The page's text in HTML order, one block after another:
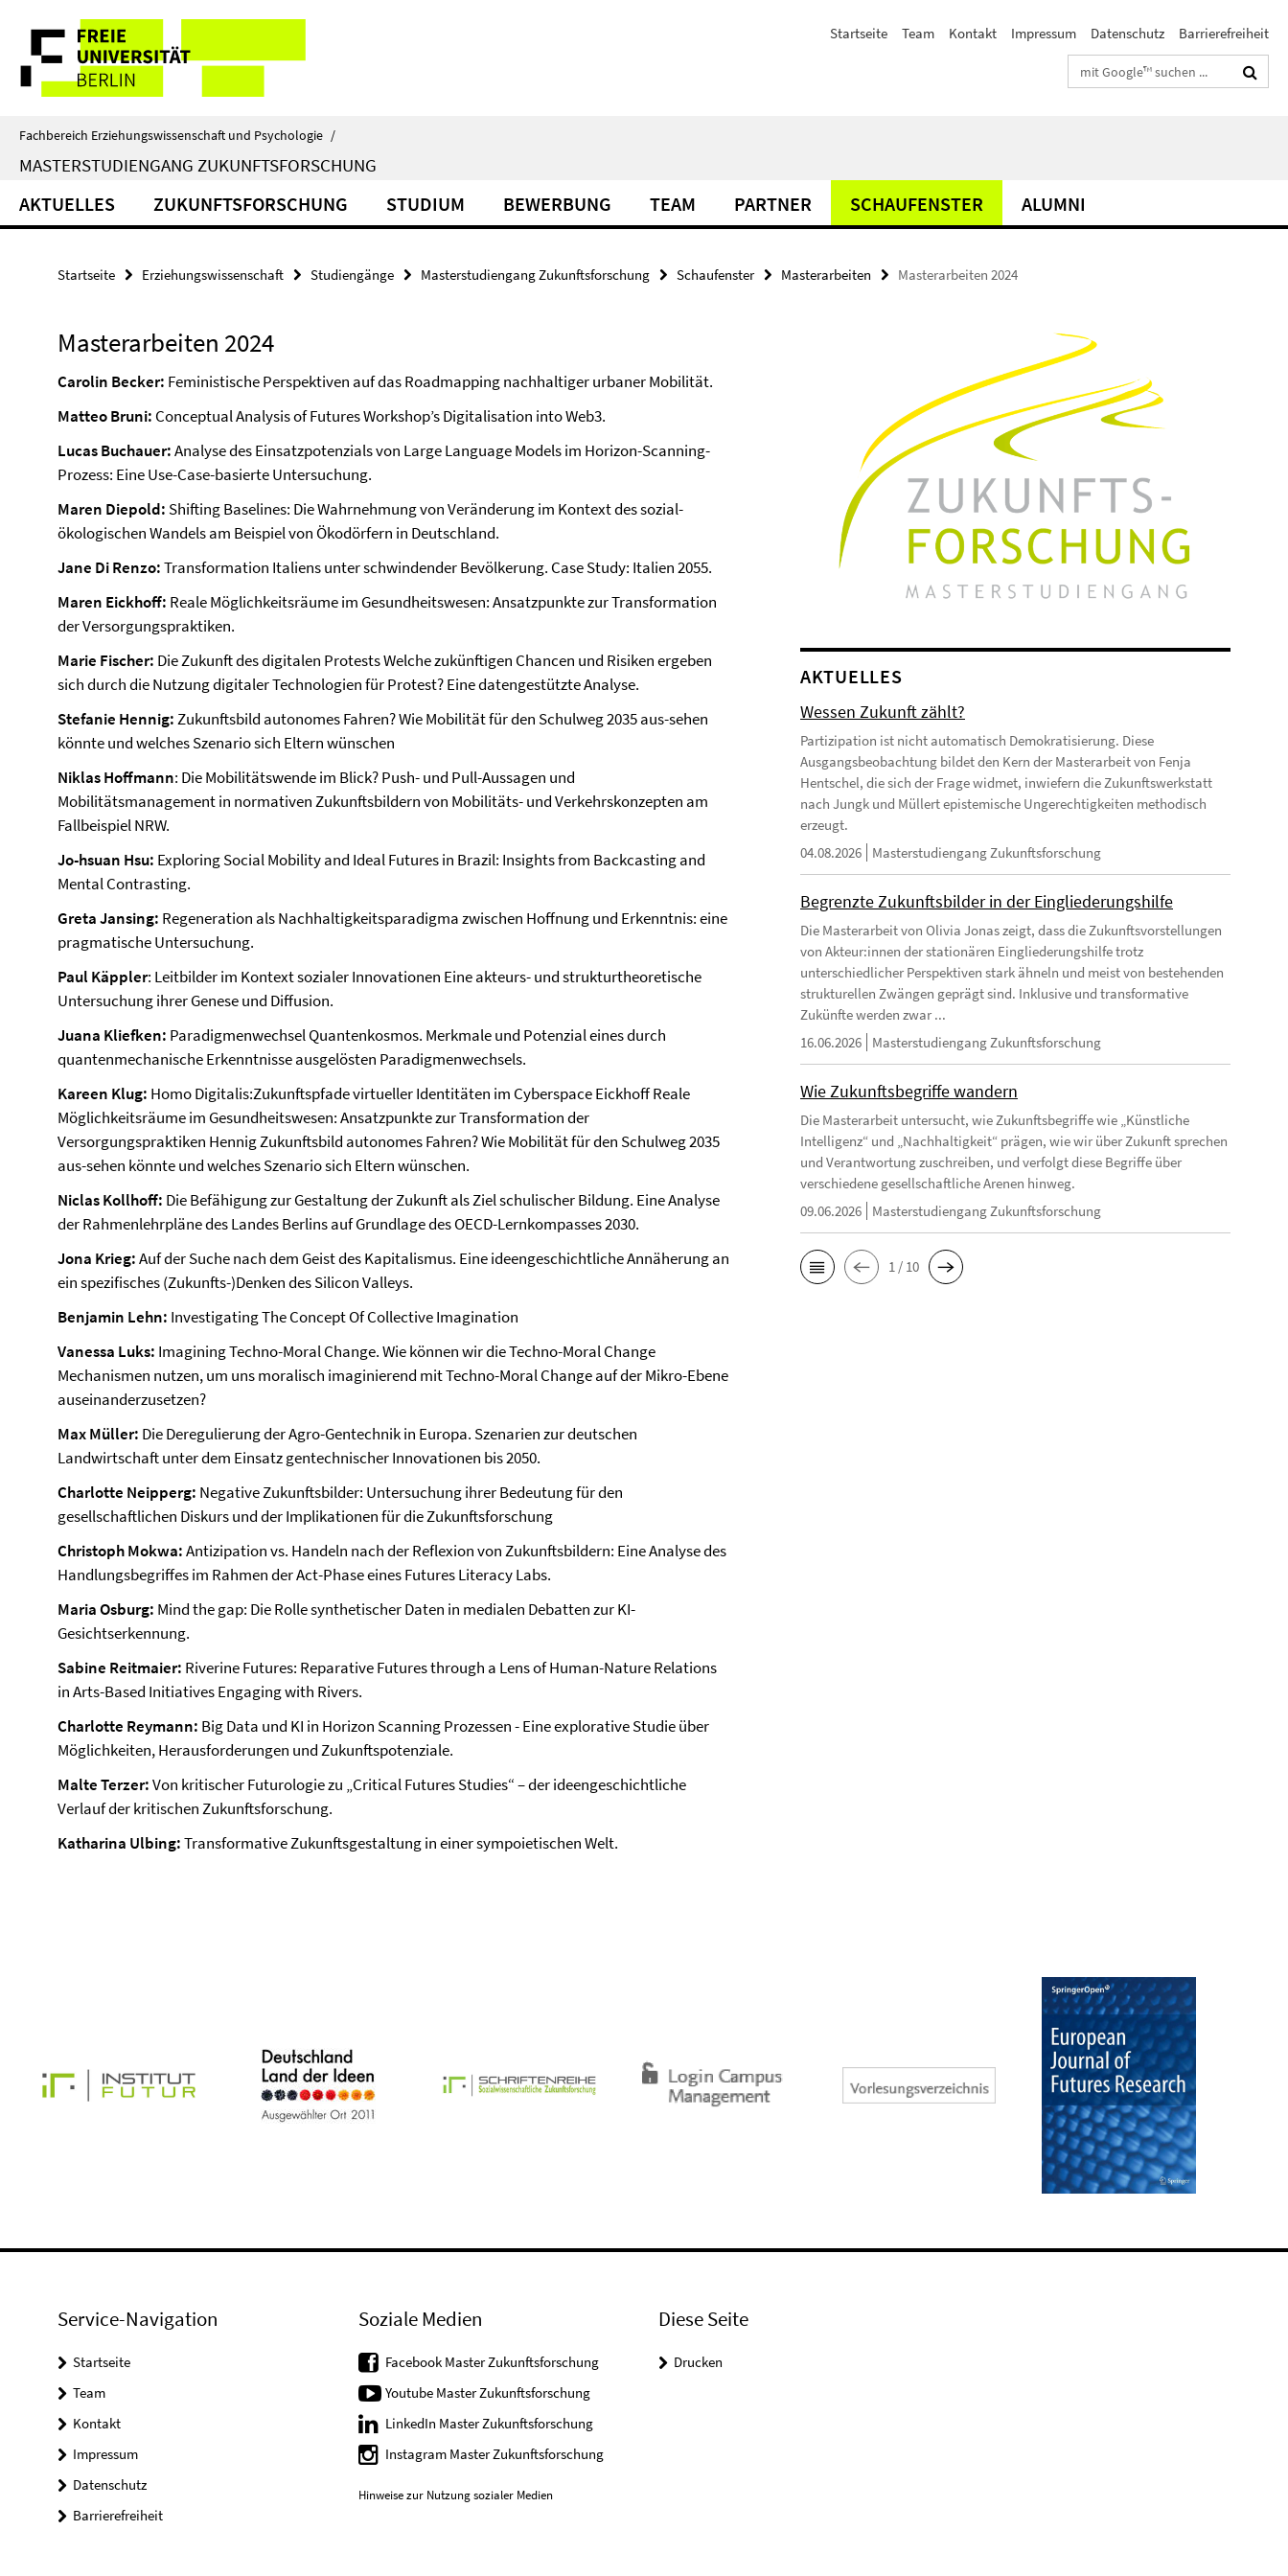
direkt
Inhalt
Service-
Navigation
Startseite Team Kontakt Impressum Datenschutz
Barrierefreiheit
Suchbegriffe
Fachbereich Erziehungswissenschaft und Psychologie /
MASTERSTUDIENGANG ZUKUNFTSFORSCHUNG
AKTUELLES ZUKUNFTSFORSCHUNG STUDIUM BEWERBUNG TEAM PARTNER SCHAUFENSTER ALUMNI
Startseite Erziehungswissenschaft Studiengänge Masterstudiengang Zukunftsforschung Schaufenster Masterarbeiten Masterarbeiten 2024
Masterarbeiten 2024
Carolin Becker: Feministische Perspektiven auf das Roadmapping nachhaltiger urbaner Mobilität.
Matteo Bruni: Conceptual Analysis of Futures Workshop’s Digitalisation into Web3.
Lucas Buchauer:Analyse des Einsatzpotenzials von Large Language Models im Horizon-Scanning-
Prozess: Eine Use-Case-basierte Untersuchung.
Maren Diepold: Shifting Baselines: Die Wahrnehmung von Veränderung im Kontext des sozial-
ökologischen Wandels am Beispiel von Ökodörfern in Deutschland.
Jane Di Renzo:Transformation Italiens unter schwindender Bevölkerung. Case Study: Italien 2055.
Maren Eickhoff: Reale Möglichkeitsräume im Gesundheitswesen: Ansatzpunkte zur Transformation
der Versorgungspraktiken.
Marie Fischer: Die Zukunft des digitalen Protests Welche zukünftigen Chancen und Risiken ergeben
sich durch die Nutzung digitaler Technologien für Protest? Eine datengestützte Analyse.
Stefanie Hennig:Zukunftsbild autonomes Fahren? Wie Mobilität für den Schulweg 2035 aus-sehen
könnte und welches Szenario sich Eltern wünschen
Niklas Hoffmann: Die Mobilitätswende im Blick? Push- und Pull-Aussagen und
Mobilitätsmanagement in normativen Zukunftsbildern von Mobilitäts- und Verkehrskonzepten am
Fallbeispiel NRW.
Jo-hsuan Hsu: Exploring Social Mobility and Ideal Futures in Brazil: Insights from Backcasting and
Mental Contrasting.
Greta Jansing: Regeneration als Nachhaltigkeitsparadigma zwischen Hoffnung und Erkenntnis: eine
pragmatische Untersuchung.
Paul Käppler: Leitbilder im Kontext sozialer Innovationen Eine akteurs- und strukturtheoretische
Untersuchung ihrer Genese und Diffusion.
Juana Kliefken: Paradigmenwechsel Quantenkosmos. Merkmale und Potenzial eines durch
quantenmechanische Erkenntnisse ausgelösten Paradigmenwechsels.
Kareen Klug: Homo Digitalis:Zukunftspfade virtueller Identitäten im Cyberspace Eickhoff Reale
Möglichkeitsräume im Gesundheitswesen: Ansatzpunkte zur Transformation der
Versorgungspraktiken Hennig Zukunftsbild autonomes Fahren? Wie Mobilität für den Schulweg 2035
aus-sehen könnte und welches Szenario sich Eltern wünschen.
Niclas Kollhoff: Die Befähigung zur Gestaltung der Zukunft als Ziel schulischer Bildung. Eine Analyse
der Rahmenlehrpläne des Landes Berlins auf Grundlage des OECD-Lernkompasses 2030.
Jona Krieg:Auf der Suche nach dem Geist des Kapitalismus. Eine ideengeschichtliche Annäherung an
ein spezifisches (Zukunfts-)Denken des Silicon Valleys.
Benjamin Lehn: Investigating The Concept Of Collective Imagination
Vanessa Luks: Imagining Techno-Moral Change. Wie können wir die Techno-Moral Change
Mechanismen nutzen, um uns moralisch imaginierend mit Techno-Moral Change auf der Mikro-Ebene
auseinanderzusetzen?
Max Müller: Die Deregulierung der Agro-Gentechnik in Europa. Szenarien zur deutschen
Landwirtschaft unter dem Einsatz gentechnischer Innovationen bis 2050.
Charlotte Neipperg: Negative Zukunftsbilder: Untersuchung ihrer Bedeutung für den
gesellschaftlichen Diskurs und der Implikationen für die Zukunftsforschung
Christoph Mokwa:Antizipation vs. Handeln nach der Reflexion von Zukunftsbildern: Eine Analyse des
Handlungsbegriffes im Rahmen der Act-Phase eines Futures Literacy Labs.
Maria Osburg: Mind the gap: Die Rolle synthetischer Daten in medialen Debatten zur KI-
Gesichtserkennung.
Sabine Reitmaier: Riverine Futures: Reparative Futures through a Lens of Human-Nature Relations
in Arts-Based Initiatives Engaging with Rivers.
Charlotte Reymann: Big Data und KI in Horizon Scanning Prozessen - Eine explorative Studie über
Möglichkeiten, Herausforderungen und Zukunftspotenziale.
Malte Terzer:Von kritischer Futurologie zu „Critical Futures Studies“ – der ideengeschichtliche
Verlauf der kritischen Zukunftsforschung.
Katharina Ulbing:Transformative Zukunftsgestaltung in einer sympoietischen Welt.
AKTUELLES
Wessen Zukunft zählt?
Partizipation ist nicht automatisch Demokratisierung. Diese
Ausgangsbeobachtung bildet den Kern der Masterarbeit von Fenja
Hentschel, die sich der Frage widmet, inwiefern die Zukunftswerkstatt
nach Jungk und Müllert epistemische Ungerechtigkeiten methodisch
erzeugt.
04.08.2026
Masterstudiengang Zukunftsforschung
Begrenzte Zukunftsbilder in der Eingliederungshilfe
Die Masterarbeit von Olivia Jonas zeigt, dass die Zukunftsvorstellungen
von Akteur:innen der stationären Eingliederungshilfe trotz
unterschiedlicher Perspektiven stark ähneln und meist von bestehenden
strukturellen Zwängen geprägt sind. Inklusive und transformative
Zukünfte werden zwar ...
16.06.2026
Masterstudiengang Zukunftsforschung
Wie Zukunftsbegriffe wandern
Die Masterarbeit untersucht, wie Zukunftsbegriffe wie „Künstliche
Intelligenz“ und „Nachhaltigkeit“ prägen, wie wir über Zukunft sprechen
und Verantwortung zuschreiben, und verfolgt diese Begriffe über
verschiedene gesellschaftliche Arenen hinweg.
09.06.2026
Masterstudiengang Zukunftsforschung
1 / 10
Service-Navigation
Startseite
Team
Kontakt
Impressum
Datenschutz
Barrierefreiheit
Soziale Medien
Facebook Master Zukunftsforschung
Youtube Master Zukunftsforschung
LinkedIn Master Zukunftsforschung
Instagram Master Zukunftsforschung
Hinweise zur Nutzung sozialer Medien
Diese Seite
Drucken